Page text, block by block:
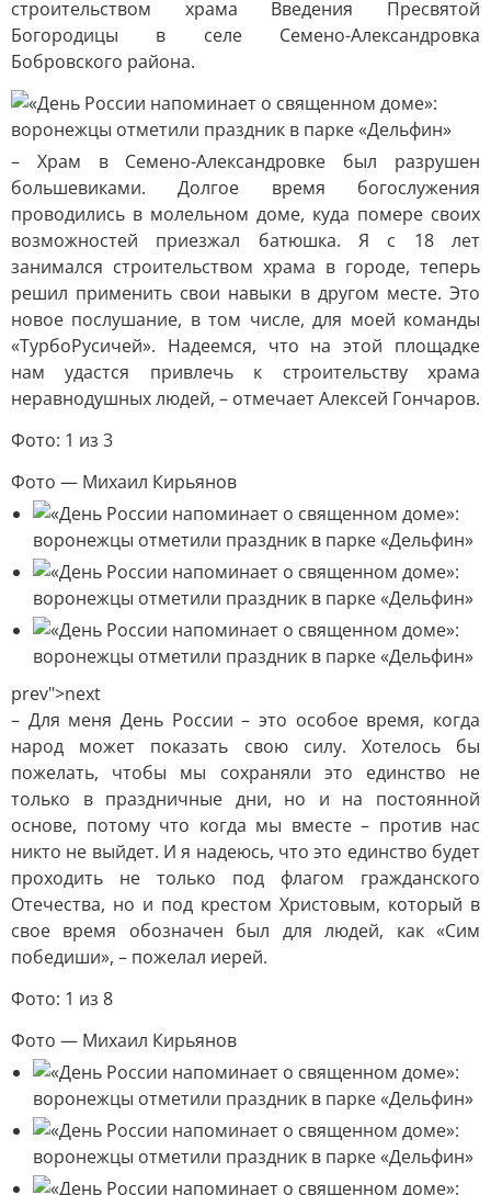
строительством храма Введения Пресвятой
Богородицы в селе Семено-Александровка
Бобровского района.
– Храм в Семено-Александровке был разрушен
большевиками. Долгое время богослужения
проводились в молельном доме, куда помере своих
возможностей приезжал батюшка. Я с 18 лет
занимался строительством храма в городе, теперь
решил применить свои навыки в другом месте. Это
новое послушание, в том числе, для моей команды
«ТурбоРусичей». Надеемся, что на этой площадке
нам удастся привлечь к строительству храма
неравнодушных людей, – отмечает Алексей Гончаров.
Фото: 1 из 3
Фото — Михаил Кирьянов
prev">next
– Для меня День России – это особое время, когда
народ может показать свою силу. Хотелось бы
пожелать, чтобы мы сохраняли это единство не
только в праздничные дни, но и на постоянной
основе, потому что когда мы вместе – против нас
никто не выйдет. И я надеюсь, что это единство будет
проходить не только под флагом гражданского
Отечества, но и под крестом Христовым, который в
свое время обозначен был для людей, как «Сим
победиши», – пожелал иерей.
Фото: 1 из 8
Фото — Михаил Кирьянов